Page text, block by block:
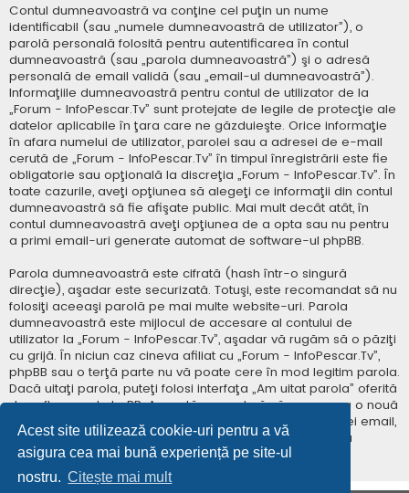
Acest site utilizează cookie-uri pentru a vă
asigura cea mai bună experiență pe site-ul
nostru. Citește mai mult
Contul dumneavoastră va conţine cel puţin un nume
identificabil (sau „numele dumneavoastră de utilizator”), o
parolă personală folosită pentru autentificarea în contul
dumneavoastră (sau „parola dumneavoastră”) şi o adresă
personală de email validă (sau „email-ul dumneavoastră”).
Informaţiile dumneavoastră pentru contul de utilizator de la
„Forum - InfoPescar.Tv” sunt protejate de legile de protecţie ale
datelor aplicabile în ţara care ne găzduieşte. Orice informaţie
în afara numelui de utilizator, parolei sau a adresei de e-mail
cerută de „Forum - InfoPescar.Tv” în timpul înregistrării este fie
obligatorie sau opţională la discreţia „Forum - InfoPescar.Tv”. În
toate cazurile, aveţi opţiunea să alegeţi ce informaţii din contul
dumneavoastră să fie afişate public. Mai mult decât atât, în
contul dumneavoastră aveţi opţiunea de a opta sau nu pentru
a primi email-uri generate automat de software-ul phpBB.
Parola dumneavoastră este cifrată (hash într-o singură
direcţie), aşadar este securizată. Totuşi, este recomandat să nu
folosiţi aceeaşi parolă pe mai multe website-uri. Parola
dumneavoastră este mijlocul de accesare al contului de
utilizator la „Forum - InfoPescar.Tv”, aşadar vă rugăm să o păziţi
cu grijă. În niciun caz cineva afiliat cu „Forum - InfoPescar.Tv”,
phpBB sau o terţă parte nu vă poate cere în mod legitim parola.
Dacă uitaţi parola, puteţi folosi interfaţa „Am uitat parola” oferită
de software-ul phpBB. Această procedură vă va genera o nouă
parolă prin transmiterea numelui de utilizator şi a adresei email,
apoi software-ul phpBB va genera o nouă parolă pentru
accesarea contului dumneavoastră.